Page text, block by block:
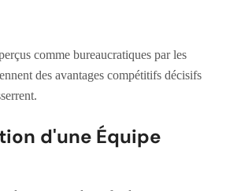
comme bureaucratiques par les
des avantages compétitifs décisifs
d'une Équipe